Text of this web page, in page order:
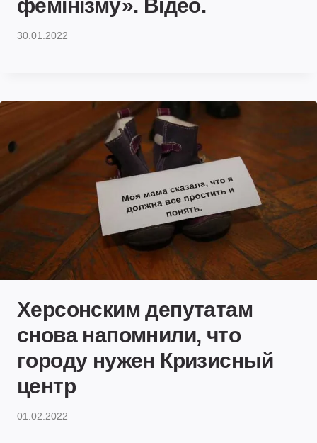
фемінізму». Відео.
30.01.2022
Херсонским депутатам
снова напомнили, что
городу нужен Кризисный
центр
01.02.2022